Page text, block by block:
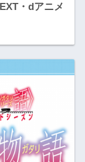
・dアニメ